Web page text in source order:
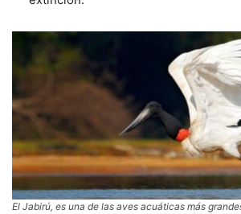
El Jabirú, es una de las aves acuáticas más